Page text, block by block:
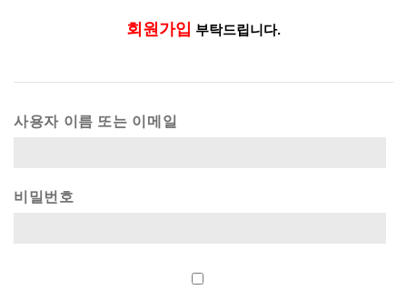
회원가입 부탁드립니다.
사용자 이름 또는 이메일
비밀번호